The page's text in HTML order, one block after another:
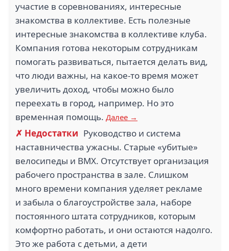
участие в соревнованиях, интересные
знакомства в коллективе. Есть полезные
интересные знакомства в коллективе клуба.
Компания готова некоторым сотрудникам
помогать развиваться, пытается делать вид,
что люди важны, на какое-то время может
увеличить доход, чтобы можно было
переехать в город, например. Но это
временная помощь. Далее →
✗ Недостатки Руководство и система
наставничества ужасны. Старые «убитые»
велосипеды и BMX. Отсутствует организация
рабочего пространства в зале. Слишком
много времени компания уделяет рекламе
и забыла о благоустройстве зала, наборе
постоянного штата сотрудников, которым
комфортно работать, и они остаются надолго.
Это же работа с детьми, а дети